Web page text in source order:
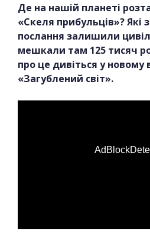
Де на нашій планеті
«Скеля прибульців»? Які
послання залишили
мешкали там 125 тисяч
про це дивіться у новому
«Загублений світ».